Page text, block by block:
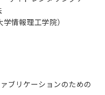
情報理工学院）
ブリケーションのための